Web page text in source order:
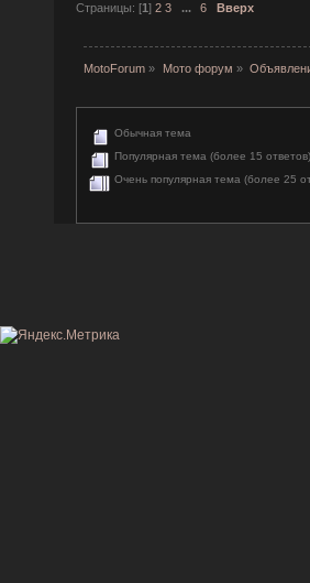
Страницы: [1 ] 2 3 ... 6 Вверх
MotoForum » Мото форум »
Обычная тема
Популярная тема (более 15 ответов)
Очень популярная тема (более 25